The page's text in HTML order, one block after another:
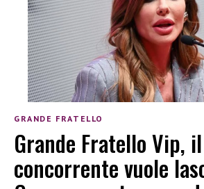
GRANDE FRATELLO
Grande Fratello Vip, il
concorrente vuole